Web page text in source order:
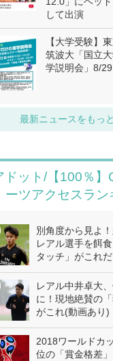
して出演
【大学受験】
筑波大「国立
学説明会」8/29
最新ニュースをもっ
ドット/【100％
ーツアクセスラン
別角度から見よ！
レアル選手を餌
タッチ」がこれだ
レアル中井卓大
に！現地絶賛の「
がこれ(動画あり)
2018ワールドカ
位の「賞金格差」